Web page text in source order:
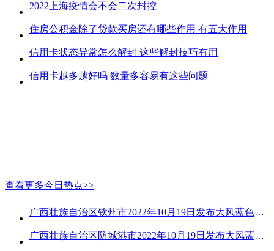
2022上海疫情会不会二次封控
住房公积金除了贷款买房还有哪些作用 有五大作用
信用卡状态异常怎么解封 这些解封技巧有用
信用卡越多越好吗 数量多容易有这些问题
查看更多今日热点>>
广西壮族自治区钦州市2022年10月19日发布大风蓝色预警
广西壮族自治区防城港市2022年10月19日发布大风蓝色预警